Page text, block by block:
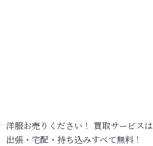
洋服お売りください！ 買取サービスは
出張・宅配・持ち込みすべて無料！